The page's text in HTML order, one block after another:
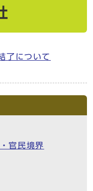
了について
官民境界